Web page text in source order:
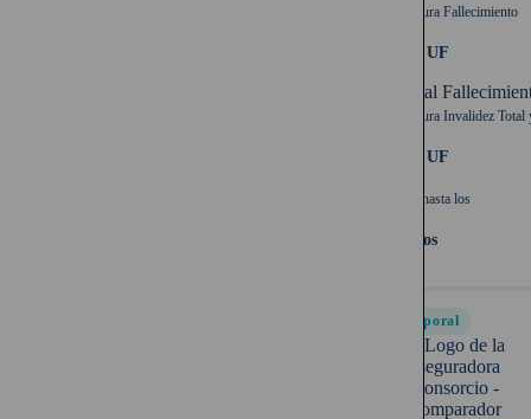
Cobertura Fallecimiento
2.000 UF
Capital
Cobertura Invalidez Total
2.000 UF
Cubre hasta los
65 años
Temporal